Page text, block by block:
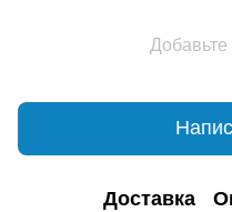
Доставка